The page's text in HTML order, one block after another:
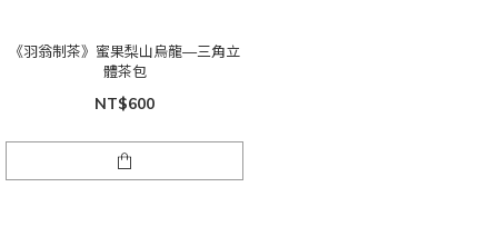
《羽翁制茶》蜜果梨山烏龍—三角立
體茶包
NT$600